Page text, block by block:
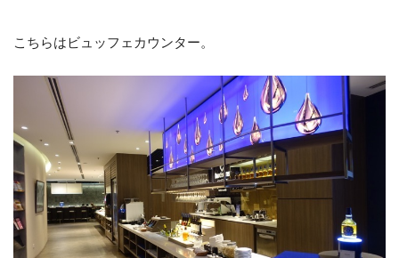
こちらはビュッフェカウンター。